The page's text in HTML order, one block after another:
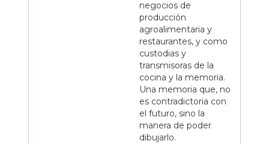
negocios de
producción
agroalimentaria y
restaurantes, y como
custodias y
transmisoras de la
cocina y la memoria.
Una memoria que, no
es contradictoria con
el futuro, sino la
manera de poder
dibujarlo.